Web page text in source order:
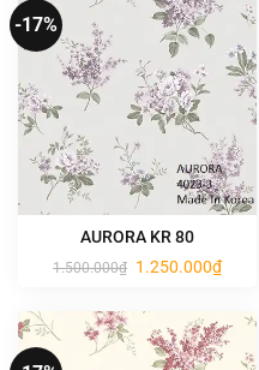
-17%
AURORA KR 80
1.500.000₫ Giá
1.500.000₫.
1.250.000₫Giá
hiện